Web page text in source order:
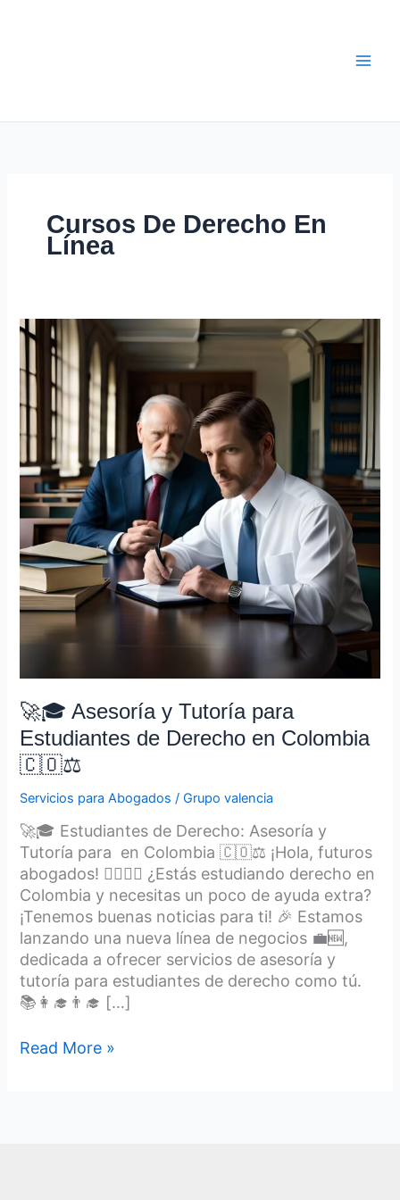
Cursos De Derecho En
Línea
🚀🎓 Asesoría y Tutoría para
Estudiantes de Derecho en Colombia
🇨🇴⚖️
Servicios para Abogados /Grupo valencia
🚀🎓 Estudiantes de Derecho: Asesoría y
Tutoría para en Colombia 🇨🇴⚖️ ¡Hola, futuros
abogados! 🙋‍♀️🙋‍♂️ ¿Estás estudiando derecho en
Colombia y necesitas un poco de ayuda extra?
¡Tenemos buenas noticias para ti! 🎉 Estamos
lanzando una nueva línea de negocios 💼🆕,
dedicada a ofrecer servicios de asesoría y
tutoría para estudiantes de derecho como tú.
📚👩‍🎓👨‍🎓 […]
🚀
🎓
Asesoría
y
Tutoría
para
Estudiantes
de
Derecho
en
Colombia
🇨🇴
⚖️
Read More »